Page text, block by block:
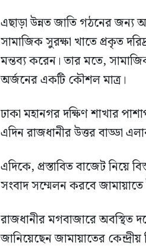
এছাড়া উন্নত জাতি গঠনের জন্য
সামাজিক সুরক্ষা খাতে প্রকৃত
মন্তব্য করেন। তার মতে,
অর্জনের একটি কৌশল মাত্র।
ঢাকা মহানগর দক্ষিণ শাখার
এদিন রাজধানীর উত্তর বাড্ডা
এদিকে, প্রস্তাবিত বাজেট নিয়ে
সংবাদ সম্মেলন করবে জামায়াতে
রাজধানীর মগবাজারে অবস্থিত
জানিয়েছেন জামায়াতের